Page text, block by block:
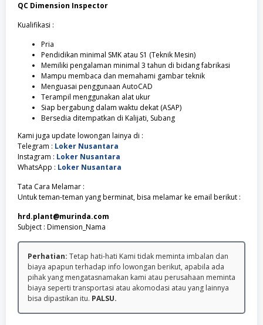
QC Dimension Inspector
Kualifikasi :
Pria
Pendidikan minimal SMK atau S1 (Teknik Mesin)
Memiliki pengalaman minimal 3 tahun di bidang fabrikasi
Mampu membaca dan memahami gambar teknik
Menguasai penggunaan AutoCAD
Terampil menggunakan alat ukur
Siap bergabung dalam waktu dekat (ASAP)
Bersedia ditempatkan di Kalijati, Subang
Kami juga update lowongan lainya di :
Telegram : Loker Nusantara
Instagram : Loker Nusantara
WhatsApp : Loker Nusantara
Tata Cara Melamar :
Untuk teman-teman yang berminat, bisa melamar ke email berikut :
hrd.plant@murinda.com
Subject : Dimension_Nama
Perhatian: Tetap hati-hati Kami tidak meminta imbalan dan
biaya apapun terhadap info lowongan berikut, apabila ada
pihak yang mengatasnamakan kami atau perusahaan meminta
biaya seperti transportasi atau akomodasi atau yang lainnya
bisa dipastikan itu. PALSU.